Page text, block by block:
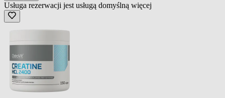
Usługa rezerwacji jest usługą domyślną więcej